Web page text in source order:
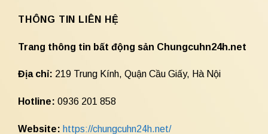
THÔNG TIN LIÊN HỆ
Trang thông tin bất động sản Chungcuhn24h.net
Địa chỉ: 219 Trung Kính, Quận Cầu Giấy, Hà Nội
Hotline: 0936 201 858
Website: https://chungcuhn24h.net/